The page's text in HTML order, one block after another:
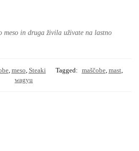
meso in druga živila uživate na lastno
, meso, Steaki Tagged: maščobe, mast,
wagyu